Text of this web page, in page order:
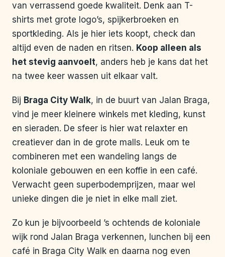
van verrassend goede kwaliteit. Denk aan T-
shirts met grote logo’s, spijkerbroeken en
sportkleding. Als je hier iets koopt, check dan
altijd even de naden en ritsen. Koop alleen als
het stevig aanvoelt, anders heb je kans dat het
na twee keer wassen uit elkaar valt.
Bij Braga City Walk, in de buurt van Jalan Braga,
vind je meer kleinere winkels met kleding, kunst
en sieraden. De sfeer is hier wat relaxter en
creatiever dan in de grote malls. Leuk om te
combineren met een wandeling langs de
koloniale gebouwen en een koffie in een café.
Verwacht geen superbodemprijzen, maar wel
unieke dingen die je niet in elke mall ziet.
Zo kun je bijvoorbeeld ’s ochtends de koloniale
wijk rond Jalan Braga verkennen, lunchen bij een
café in Braga City Walk en daarna nog even